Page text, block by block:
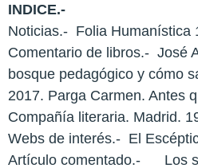
INDICE.-
Noticias.- Folia Humanística
Comentario de libros.- José
bosque pedagógico y cómo
2017. Parga Carmen. Antes
Compañía literaria. Madrid.
Webs de interés.- El
Artículo comentado.-
Los